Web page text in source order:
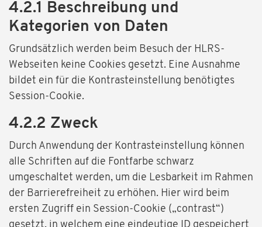
4.2.1 Beschreibung und
Kategorien von Daten
Grundsätzlich werden beim Besuch der HLRS-
Webseiten keine Cookies gesetzt. Eine Ausnahme
bildet ein für die Kontrasteinstellung benötigtes
Session-Cookie.
4.2.2 Zweck
Durch Anwendung der Kontrasteinstellung können
alle Schriften auf die Fontfarbe schwarz
umgeschaltet werden, um die Lesbarkeit im Rahmen
der Barrierefreiheit zu erhöhen. Hier wird beim
ersten Zugriff ein Session-Cookie („contrast“)